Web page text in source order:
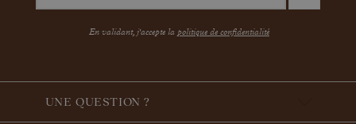
En validant, j'accepte la politique de confidentialité
UNE QUESTION ?